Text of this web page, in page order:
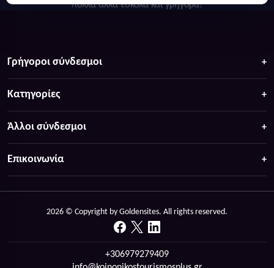
πολλά άλλα ευκολα και γρήγορα!
Γρήγοροι σύνδεσμοι
Κατηγορίες
Άλλοι σύνδεσμοι
Επικοινωνία
2026 © Copyright by Goldensites. All rights reserved.
+306979279409